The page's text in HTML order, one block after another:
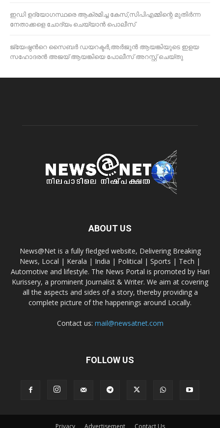
ഇഡി ഉദ്യോഗസ്ഥരെ ആക്രമിച്ച കേസ്,സിപിഎമ്മിന്റെ മുതിർന്ന
നേതാക്കളെ ചോദ്യം ചെയ്യാൻ പൊലീസ്
ജ്യേഷ്ഠന്‍റെ സൈബര്‍ ഡയറക്ടര്‍,അർജുൻ ആയങ്കിയുടെ ഇളയ
സഹോദരൻ അജയ് ആയങ്കിയെ പോലീസ് അറസ്റ്റ് ചെയ്തു
ABOUT US
News@Net is a fully fledged website, Delivering Breaking
News, Local | Kerala | India | Political | Sports | Tech |
Automotive and lifestyle. The News Portal is promoted by Hari
Kurissery, a prominent Journalist & Writer. We aim at covering
all the aspects and sides of a story, thereby providing a
complete picture of the happenings around Locally.
Contact us: mail@newsatnet.com
FOLLOW US